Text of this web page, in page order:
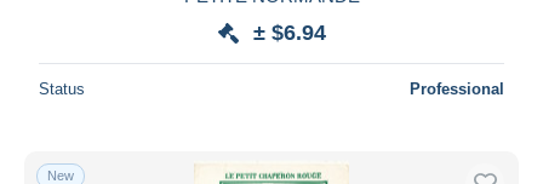
± $6.94
Status Professional
New